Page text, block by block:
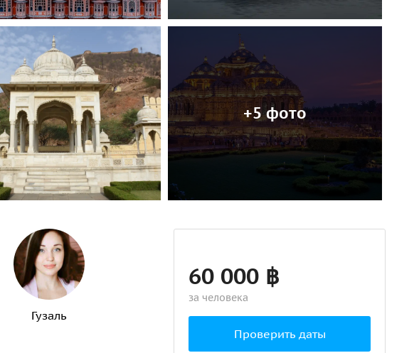
+5 фото
Гузаль
60 000 ฿
за человека
Проверить даты